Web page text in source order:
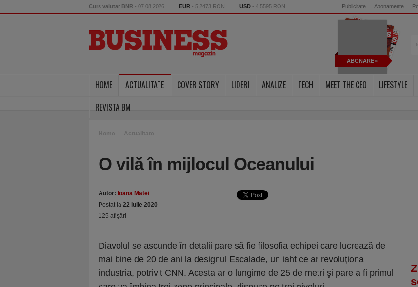
Curs valutar BNR - 07.08.2026 EUR - 5.2473 RON USD - 4.5595 RON Publicitate Abonamente
ABONARE
HOME ACTUALITATE COVER STORY LIDERI ANALIZE TECH MEET THE CEO LIFESTYLE
REVISTA BM
Home Actualitate
O vilă în mijlocul Oceanului
Autor: Ioana Matei
Postat la 22 iulie 2020
125 afişări
Diavolul se ascunde în detalii pare să fie filosofia echipei care lucrează de
mai bine de 20 de ani la designul Escalade, un iaht ce ar revoluţiona
industria, potrivit CNN. Acesta ar o lungime de 25 de metri şi pare a fi primul